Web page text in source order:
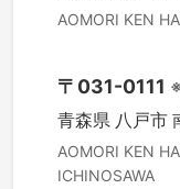
AOMORI KEN
〒 031-0111
青森県 八戸市
AOMORI KEN
ICHINOSAWA